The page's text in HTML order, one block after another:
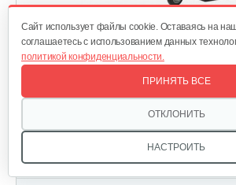
Контейнер для мусора Cramer
Cайт использует файлы cookie. Оставаясь на
соглашаетесь с использованием данных
политикой конфиденциальности.
НАСТРОИТЬ
ОТКЛОНИТЬ
ПРИНЯТЬ ВСЕ